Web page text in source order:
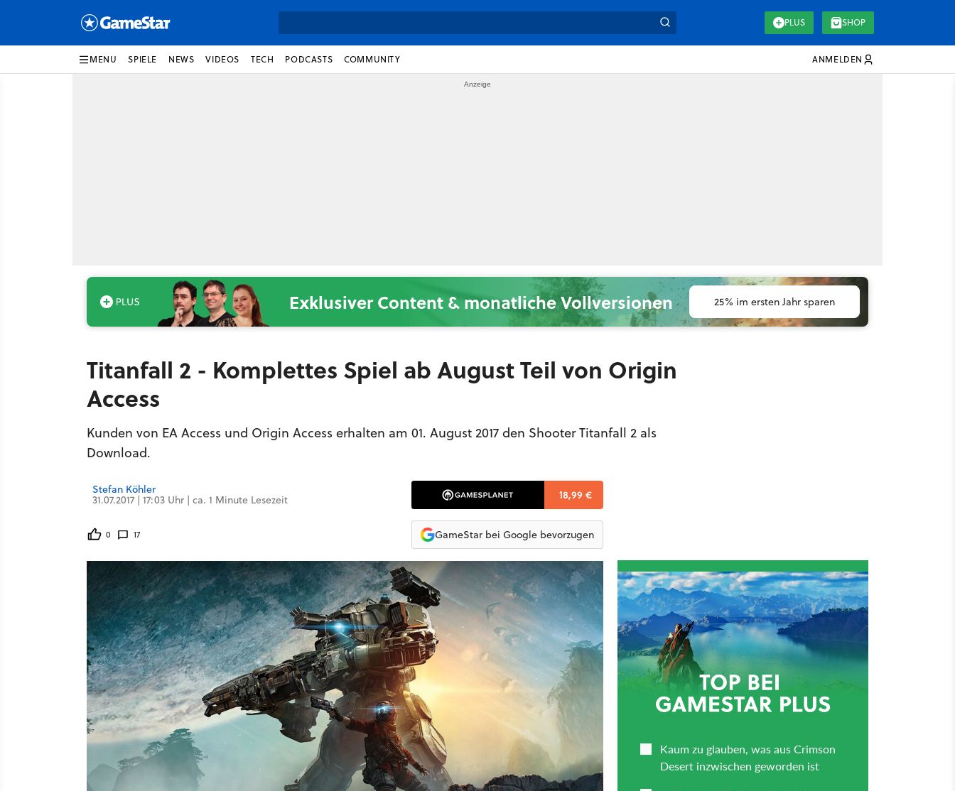
PLUS SHOP
MENU SPIELE NEWS VIDEOS TECH PODCASTS COMMUNITY ANMELDEN
Exklusiver Content & monatliche Vollversionen 25% im ersten Jahr sparen
Titanfall 2 - Komplettes Spiel ab August Teil von Origin
Access
Kunden von EA Access und Origin Access erhalten am 01. August 2017 den Shooter Titanfall 2 als
Download.
Stefan Köhler
31.07.2017 | 17:03 Uhr | ca. 1 Minute Lesezeit
0 17
18,99 €
GameStar bei Google bevorzugen